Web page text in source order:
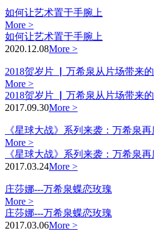
如何让艺术置于手腕上
More >
如何让艺术置于手腕上
2020.12.08More >
2018贺岁片 ▏万希泉从片场带来
More >
2018贺岁片 ▏万希泉从片场带来
2017.09.30More >
《星球大战》系列来袭：万希泉
More >
《星球大战》系列来袭：万希泉
2017.03.24More >
庄莎娜---万希泉蝶恋玫瑰
More >
庄莎娜---万希泉蝶恋玫瑰
2017.03.06More >